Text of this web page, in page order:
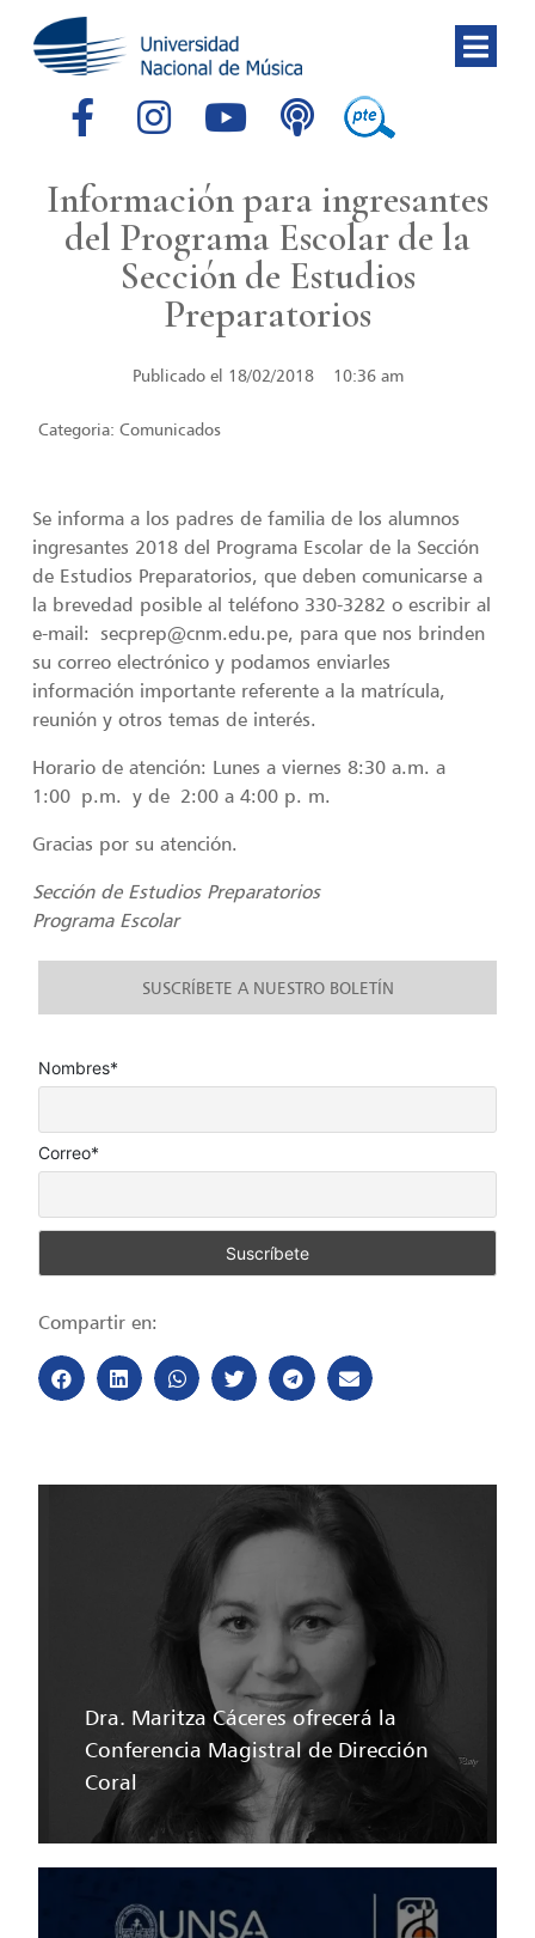
Información para ingresantes
del Programa Escolar de la
Sección de Estudios
Preparatorios
Publicado el 18/02/2018 10:36 am
Categoria:Comunicados
Se informa a los padres de familia de los alumnos
ingresantes 2018 del Programa Escolar de la Sección
de Estudios Preparatorios, que deben comunicarse a
la brevedad posible al teléfono 330-3282 o escribir al
e-mail: secprep@cnm.edu.pe, para que nos brinden
su correo electrónico y podamos enviarles
información importante referente a la matrícula,
reunión y otros temas de interés.
Horario de atención: Lunes a viernes 8:30 a.m. a
1:00 p.m. y de 2:00 a 4:00 p. m.
Gracias por su atención.
Sección de Estudios Preparatorios
Programa Escolar
SUSCRÍBETE A NUESTRO BOLETÍN
Nombres*
Correo*
Compartir en:
Dra. Maritza Cáceres ofrecerá la
Conferencia Magistral de Dirección
Coral